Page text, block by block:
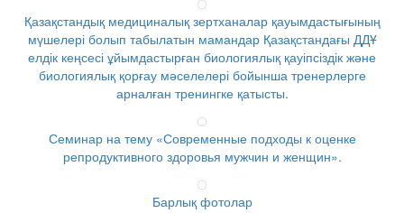
Қазақстандық медициналық зертханалар қауымдастығының
мүшелері болып табылатын мамандар Қазақстандағы ДДҰ
елдік кеңсесі ұйымдастырған биологиялық қауіпсіздік және
биологиялық қорғау мәселелері бойынша тренерлерге
арналған тренингке қатысты.
Семинар на тему «Современные подходы к оценке
репродуктивного здоровья мужчин и женщин».
Барлық фотолар